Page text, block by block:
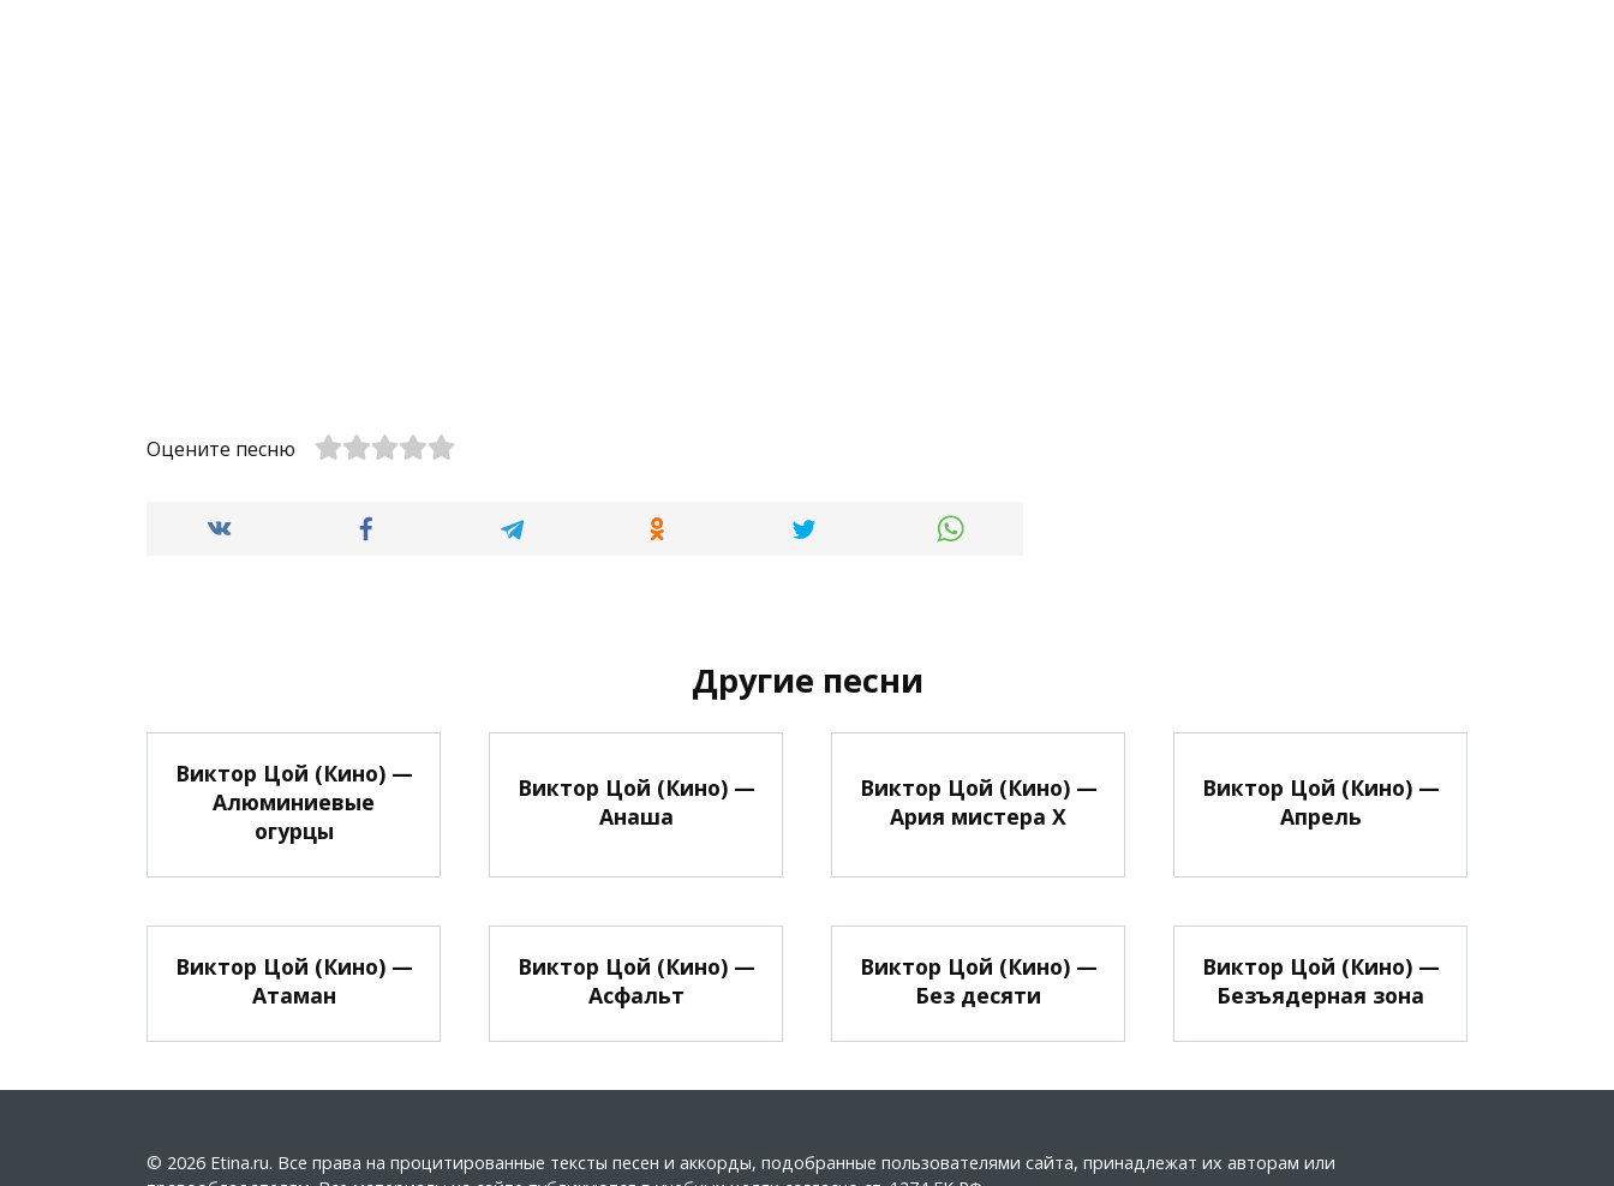
Оцените песню
Другие песни
Виктор Цой (Кино) —
Алюминиевые
огурцы
Виктор Цой (Кино) —
Анаша
Виктор Цой (Кино) —
Ария мистера Х
Виктор Цой (Кино) —
Апрель
Виктор Цой (Кино) —
Атаман
Виктор Цой (Кино) —
Асфальт
Виктор Цой (Кино) —
Без десяти
Виктор Цой (Кино) —
Безъядерная зона
© 2026 Etina.ru. Все права на процитированные тексты песен и аккорды, подобранные пользователями сайта, принадлежат их авторам или